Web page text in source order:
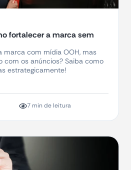
fortalecer a marca sem
marca com mídia OOH, mas
com os anúncios? Saiba como
estrategicamente!
7 min de leitura